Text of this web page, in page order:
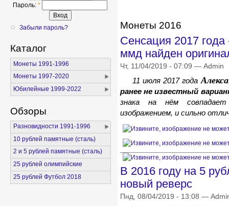
Пароль: *
Забыли пароль?
Каталог
Монеты 1991-1996
Монеты 1997-2020
Юбилейные 1999-2022
Обзоры
Разновидности 1991-1996
10 рублей памятные (сталь)
2 и 5 рублей памятные (сталь)
25 рублей олимпийские
25 рублей Футбол 2018
Монеты 2016
Сенсация 2017
ммд найден
Чт, 11/04/2019 - 07:09 — Admin
11 июля 2017 года
ранее не известный
знака на нём
изображением, и сильно
В 2016 году на 5
новый реверс
Пнд, 08/04/2019 - 13:08 —